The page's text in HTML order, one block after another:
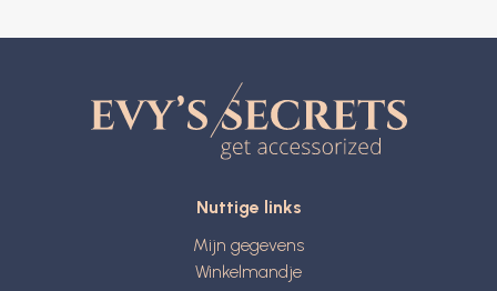
Nuttige links
Mijn gegevens
Winkelmandje